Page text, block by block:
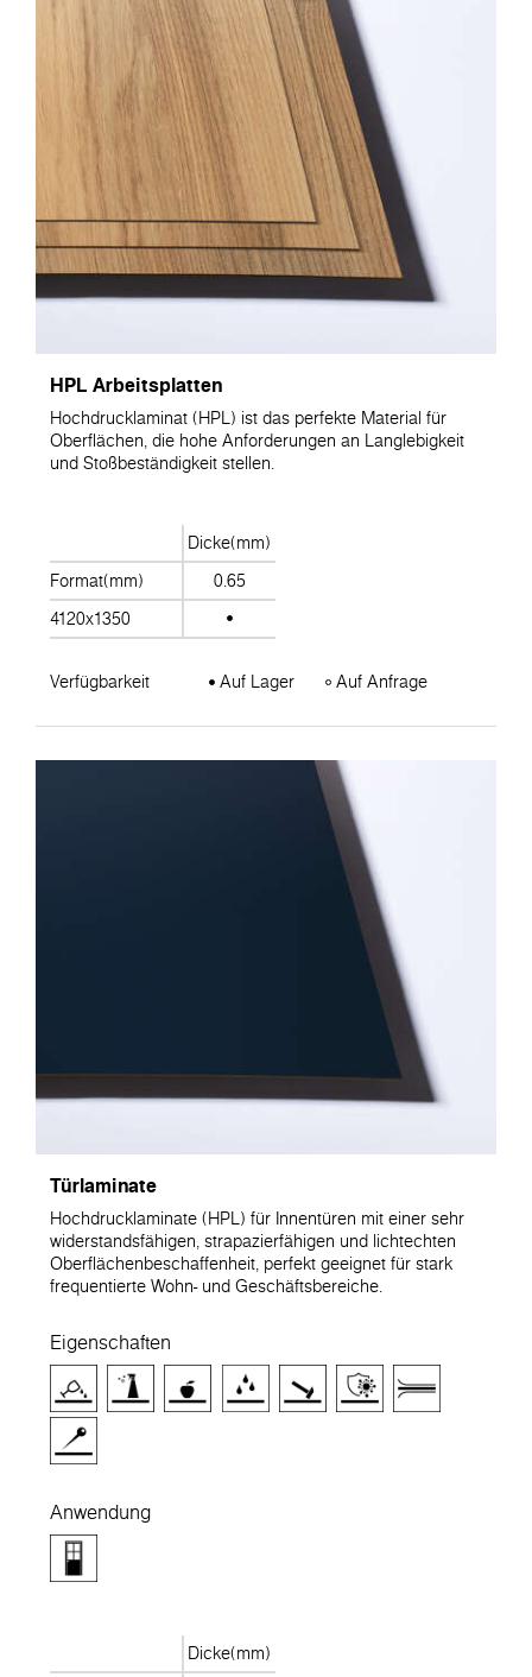
HPL Arbeitsplatten
Hochdrucklaminat (HPL) ist das perfekte Material für
Oberflächen, die hohe Anforderungen an Langlebigkeit
und Stoßbeständigkeit stellen.
Dicke(mm)
Format(mm)
0.65
4120x1350
Verfügbarkeit Auf Lager Auf Anfrage
Türlaminate
Hochdrucklaminate (HPL) für Innentüren mit einer sehr
widerstandsfähigen, strapazierfähigen und lichtechten
Oberflächenbeschaffenheit, perfekt geeignet für stark
frequentierte Wohn- und Geschäftsbereiche.
Eigenschaften
Anwendung
Dicke(mm)